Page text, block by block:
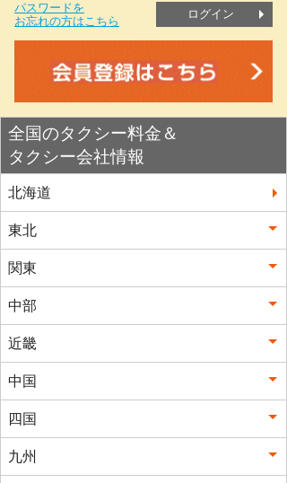
パスワードを
お忘れの方はこちら
ログイン
全国のタクシー料金＆
タクシー会社情報
北海道
東北
関東
中部
近畿
中国
四国
九州